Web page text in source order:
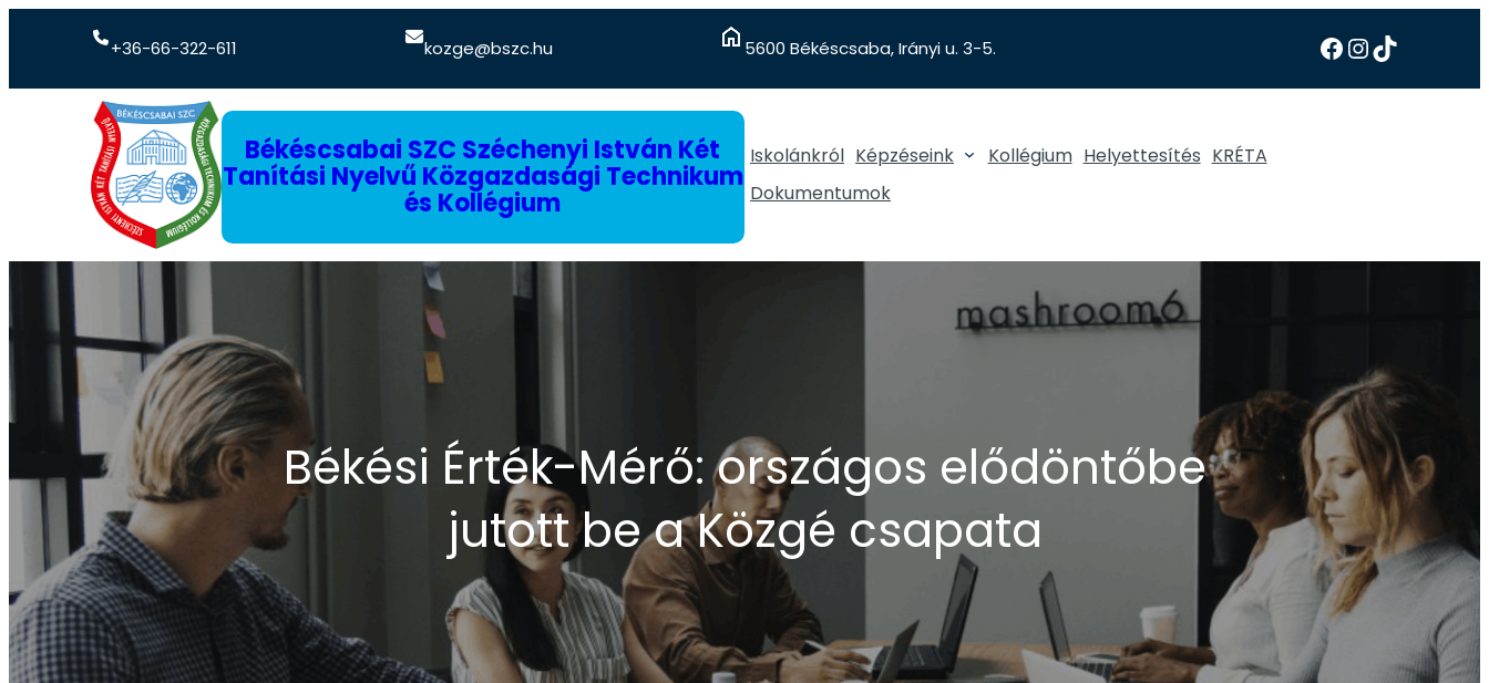
+36-66-322-611 kozge@bszc.hu 5600 Békéscsaba, Irányi u. 3-5.
Békéscsabai SZC Széchenyi István Két
Tanítási Nyelvű Közgazdasági Technikum
és Kollégium
Iskolánkról Képzéseink Kollégium Helyettesítés KRÉTA
Dokumentumok
Békési Érték-Mérő: országos elődöntőbe
jutott be a Közgé csapata